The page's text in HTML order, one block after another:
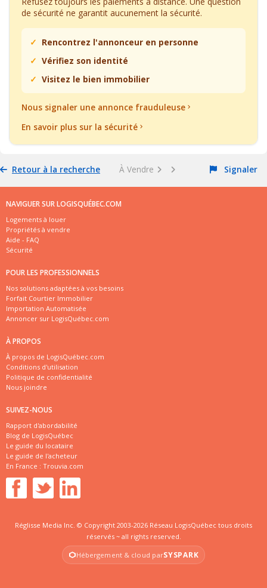
de sécurité ne garantit aucunement la sécurité.
Rencontrez l'annonceur en personne
Vérifiez son identité
Visitez le bien immobilier
Nous signaler une annonce frauduleuse
En savoir plus sur la sécurité
Retour à la recherche À Vendre Signaler
NAVIGUER SUR LOGISQUÉBEC.COM
Logements à louer
Propriétés à vendre
Aide - FAQ
Sécurité
POUR LES PROFESSIONNELS
Nos solutions adaptées à vos besoins
Forfait Courtier Immobilier
Importation Automatisée
Annoncer sur LogisQuébec.com
À PROPOS
À propos de LogisQuébec.com
Conditions d'utilisation
Politique de confidentialité
Nous joindre
SUIVEZ-NOUS
Rapport d'abordabilité
Blog de LogisQuébec
Le guide du locataire
Le guide de l'acheteur
En France : Trouvia.com
Réglisse Media Inc. © Copyright 2003-2026 Réseau LogisQuébec tous droits
réservés ~ all rights reserved.
Hébergement & cloud parSYSPARK